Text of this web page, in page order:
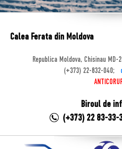
Calea Ferata din Moldova
Republica Moldova, Chisinau
(+373) 22-832-040;
Biroul de
(+373) 22 83-33-